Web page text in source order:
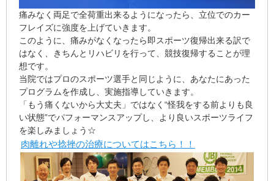
痛みなく両足で全荷重出来るようになったら、立位でのカー
フレイズに強度を上げていきます。
このように、痛みがなくなったら即スポーツ復帰出来る訳で
はなく、きちんとリハビリを行って、競技復帰することが理
想です。
当院ではプロのスポーツ選手と同じように、あなたにあった
プログラムを作成し、実施指導していきます。
「もう痛くないから大丈夫」ではなく“怪我をする前よりも良
い状態”でパフォーマンスアップし、より良いスポーツライフ
を楽しみましょう☆
肉離れや捻挫の治療についてはこちら！！